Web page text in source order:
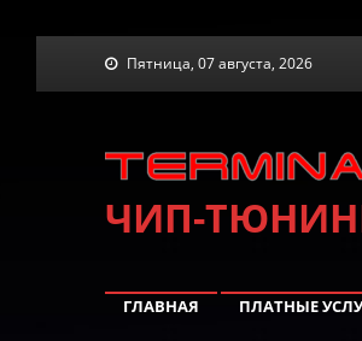
Пятница, 07 августа, 2026
ЧИП-
ГЛАВНАЯ ПЛАТНЫЕ